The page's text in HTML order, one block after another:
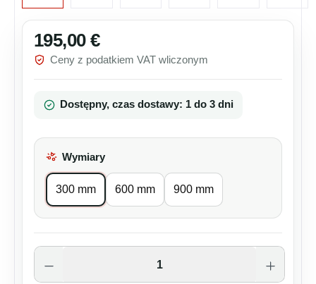
Cena regularna:
195,00 €
Ceny z podatkiem VAT wliczonym
Dostępny, czas dostawy: 1 do 3 dni
Wybierz
Wymiary
300 mm 600 mm 900 mm
Ilość produktu: Wprowadź żądaną ilość